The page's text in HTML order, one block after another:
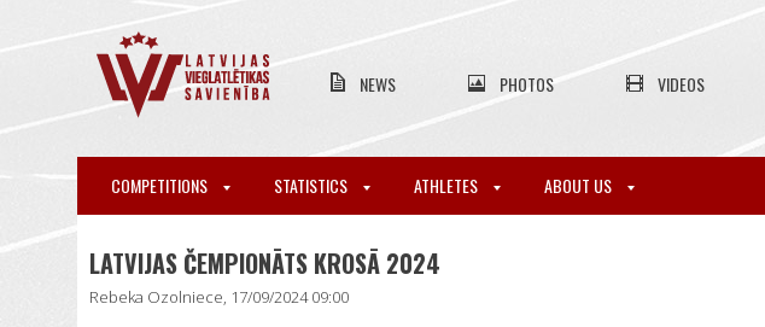
NEWS PHOTOS VIDEOS
COMPETITIONS STATISTICS ATHLETES ABOUT US
LATVIJAS ČEMPIONĀTS KROSĀ 2024
Rebeka Ozolniece, 17/09/2024 09:00